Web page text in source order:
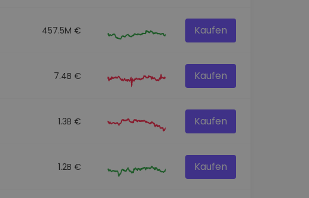
457.5M € Kaufen
7.4B € Kaufen
1.3B € Kaufen
1.2B € Kaufen